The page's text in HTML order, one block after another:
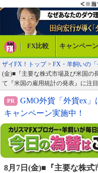
FX比較 キャンペーン
ザイFX！トップ> FX・羊飼いの「
(金)■『主要な株式市場及び米国の
て『米国の雇用統計の発表』に注目
GMO外貨「外貨ex
キャンペーン実施中！
8月7日(金)■『主要な株式